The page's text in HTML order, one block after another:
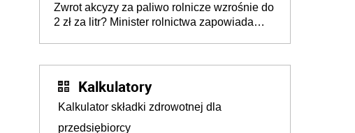
wymierzonym we wszystkich polskich
kierowców”
Zwrot akcyzy za paliwo rolnicze wzrośnie do
2 zł za litr? Minister rolnictwa zapowiada
Kalkulatory
Kalkulator składki zdrowotnej dla
przedsiębiorcy